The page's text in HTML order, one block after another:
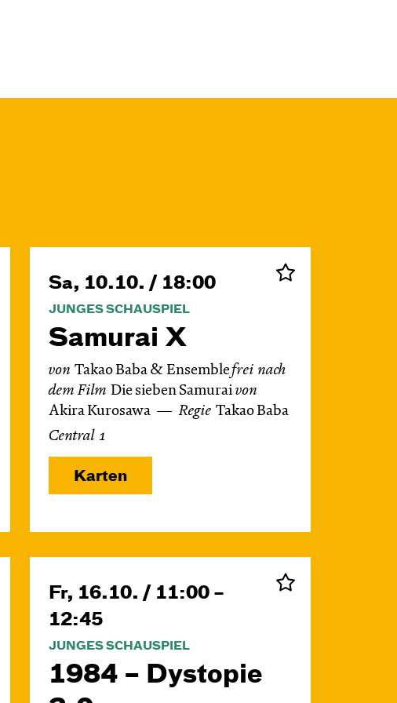
Sa, 10.10. / 18:00
JUNGES SCHAUSPIEL
Samurai X
von Takao Baba & Ensemblefrei nach
dem Film Die sieben Samurai von
Akira Kurosawa
Regie Takao Baba
Central 1
Karten
Fr, 16.10. / 11:00 –
12:45
JUNGES SCHAUSPIEL
1984 – Dystopie